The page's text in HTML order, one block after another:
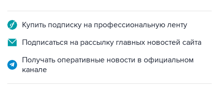
Купить подписку на профессиональную ленту
Подписаться на рассылку главных новостей сайта
Получать оперативные новости в официальном
канале